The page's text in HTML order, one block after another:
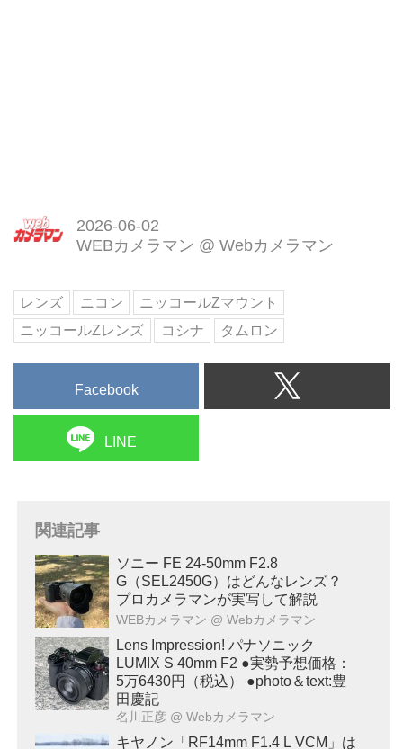
2026-06-02
WEBカメラマン @ Webカメラマン
レンズ ニコン
ニッコールZマウント
ニッコールZレンズ
コシナ タムロン
Facebook
LINE
関連記事
ソニー FE 24-50mm F2.8
G（SEL2450G）はどんなレンズ？
プロカメラマンが実写して解説
WEBカメラマン @ Webカメラマン
Lens Impression! パナソニック
LUMIX S 40mm F2 ●実勢予想価格：
5万6430円（税込） ●photo＆text:豊
田慶記
名川正彦 @ Webカメラマン
キヤノン「RF14mm F1.4 L VCM」は